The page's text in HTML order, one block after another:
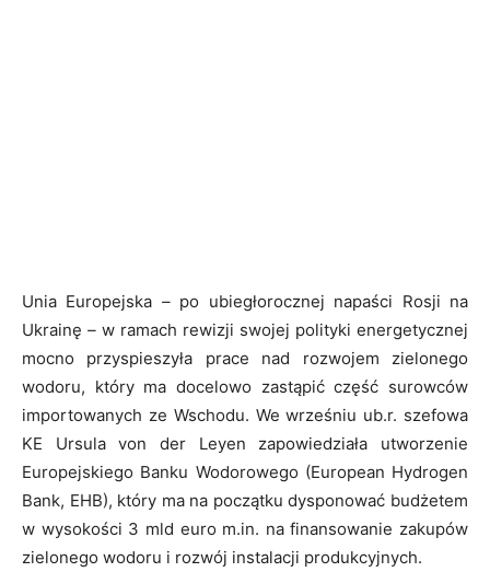
Unia Europejska –po ubiegłorocznej napaści Rosji na
Ukrainę – w ramach rewizji swojej polityki energetycznej
mocno przyspieszyła prace nad rozwojem zielonego
wodoru, który ma docelowo zastąpić część surowców
importowanych ze Wschodu. We wrześniu ub.r. szefowa
KE Ursula von der Leyen zapowiedziała utworzenie
Europejskiego Banku Wodorowego (European Hydrogen
Bank, EHB), który ma na początku dysponować budżetem
w wysokości 3 mld euro m.in. na finansowanie zakupów
zielonego wodoru i rozwój instalacji produkcyjnych.